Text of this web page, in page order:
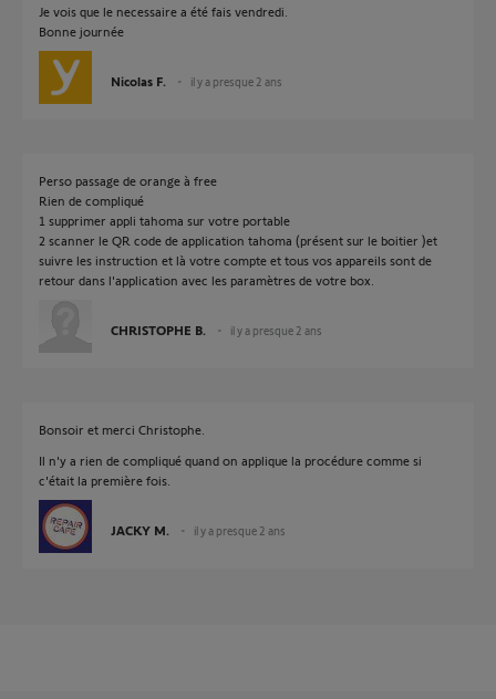
Je vois que le necessaire a été fais vendredi.
Bonne journée
Nicolas F. il y a presque 2 ans
Perso passage de orange à free
Rien de compliqué
1 supprimer appli tahoma sur votre portable
2 scanner le QR code de application tahoma (présent sur le boitier )et
suivre les instruction et là votre compte et tous vos appareils sont de
retour dans l'application avec les paramètres de votre box.
CHRISTOPHE B. il y a presque 2 ans
Bonsoir et merci Christophe.
Il n'y a rien de compliqué quand on applique la procédure comme si
c'était la première fois.
JACKY M. il y a presque 2 ans